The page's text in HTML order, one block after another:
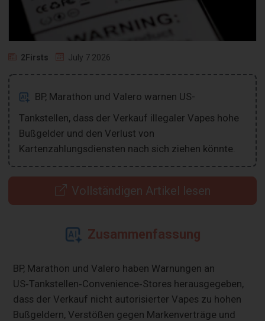
2Firsts July 7 2026
BP, Marathon und Valero warnen US-
Tankstellen, dass der Verkauf illegaler Vapes hohe
Bußgelder und den Verlust von
Kartenzahlungsdiensten nach sich ziehen könnte.
Vollständigen Artikel lesen
Zusammenfassung
BP, Marathon und Valero haben Warnungen an
US‑Tankstellen‑Convenience‑Stores herausgegeben,
dass der Verkauf nicht autorisierter Vapes zu hohen
Bußgeldern, Verstößen gegen Markenverträge und